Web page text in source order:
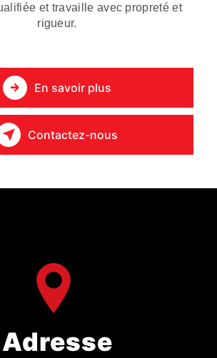
et travaille avec propreté et
rigueur.
En savoir plus
Contactez-nous
Adresse